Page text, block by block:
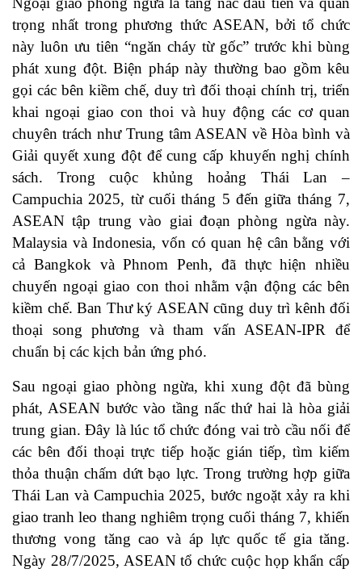
trọng nhất trong phương thức ASEAN, bởi tổ chức
này luôn ưu tiên “ngăn cháy từ gốc” trước khi bùng
phát xung đột. Biện pháp này thường bao gồm kêu
gọi các bên kiềm chế, duy trì đối thoại chính trị, triển
khai ngoại giao con thoi và huy động các cơ quan
chuyên trách như Trung tâm ASEAN về Hòa bình và
Giải quyết xung đột để cung cấp khuyến nghị chính
sách. Trong cuộc khủng hoảng Thái Lan –
Campuchia 2025, từ cuối tháng 5 đến giữa tháng 7,
ASEAN tập trung vào giai đoạn phòng ngừa này.
Malaysia và Indonesia, vốn có quan hệ cân bằng với
cả Bangkok và Phnom Penh, đã thực hiện nhiều
chuyến ngoại giao con thoi nhằm vận động các bên
kiềm chế. Ban Thư ký ASEAN cũng duy trì kênh đối
thoại song phương và tham vấn ASEAN-IPR để
chuẩn bị các kịch bản ứng phó.
Sau ngoại giao phòng ngừa, khi xung đột đã bùng
phát, ASEAN bước vào tầng nấc thứ hai là hòa giải
trung gian. Đây là lúc tổ chức đóng vai trò cầu nối để
các bên đối thoại trực tiếp hoặc gián tiếp, tìm kiếm
thỏa thuận chấm dứt bạo lực. Trong trường hợp giữa
Thái Lan và Campuchia 2025, bước ngoặt xảy ra khi
giao tranh leo thang nghiêm trọng cuối tháng 7, khiến
thương vong tăng cao và áp lực quốc tế gia tăng.
Ngày 28/7/2025, ASEAN tổ chức cuộc họp khẩn cấp